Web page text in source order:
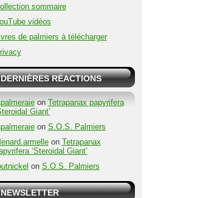
sommaire
vidéos
de palmiers à télécharger
DERNIÈRES RÉACTIONS
on Tetrapanax papyrifera
Giant’
on S.O.S. Palmiers
on Tetrapanax
‘Steroidal Giant’
on S.O.S. Palmiers
NEWSLETTER